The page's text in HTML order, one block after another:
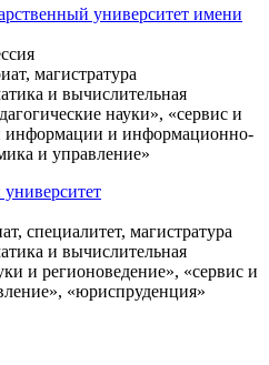
университет имени
магистратура
и вычислительная
науки», «сервис и
информации и информационно-
и управление»
специалитет, магистратура
и вычислительная
и регионоведение», «сервис и
«юриспруденция»